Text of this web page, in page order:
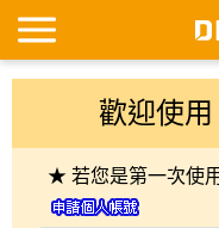
歡迎使
★ 若您是第一次使